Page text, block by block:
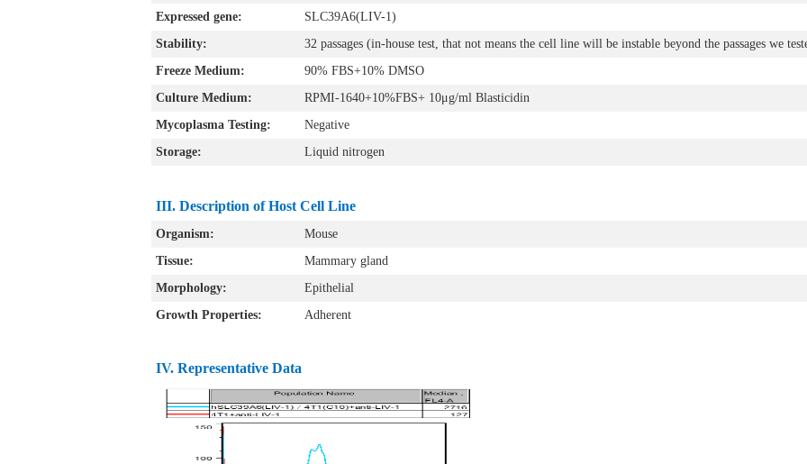
Expressed gene:
SLC39A6(LIV-1)
Stability:
32 passages (in-house test, that not means the cell line will be instable beyond the passages we
Freeze Medium:
90% FBS+10% DMSO
Culture Medium:
RPMI-1640+10%FBS+ 10μg/ml Blasticidin
Mycoplasma Testing:
Negative
Storage:
Liquid nitrogen
III. Description of Host Cell Line
Organism:
Mouse
Tissue:
Mammary gland
Morphology:
Epithelial
Growth Properties:
Adherent
IV. Representative Data